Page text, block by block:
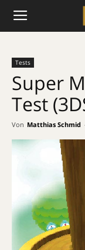
Tests
Super
Test
Von Matthias Schmid